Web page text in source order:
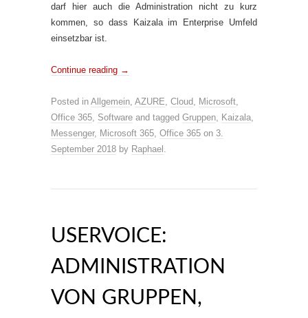
darf hier auch die Administration nicht zu kurz
kommen, so dass Kaizala im Enterprise Umfeld
einsetzbar ist.
Continue reading →
Posted in Allgemein, AZURE, Cloud, Microsoft,
Office 365, Software and tagged Gruppen, Kaizala,
Messenger, Microsoft 365, Office 365 on 3.
September 2018 by Raphael .
USERVOICE:
ADMINISTRATION
VON GRUPPEN,